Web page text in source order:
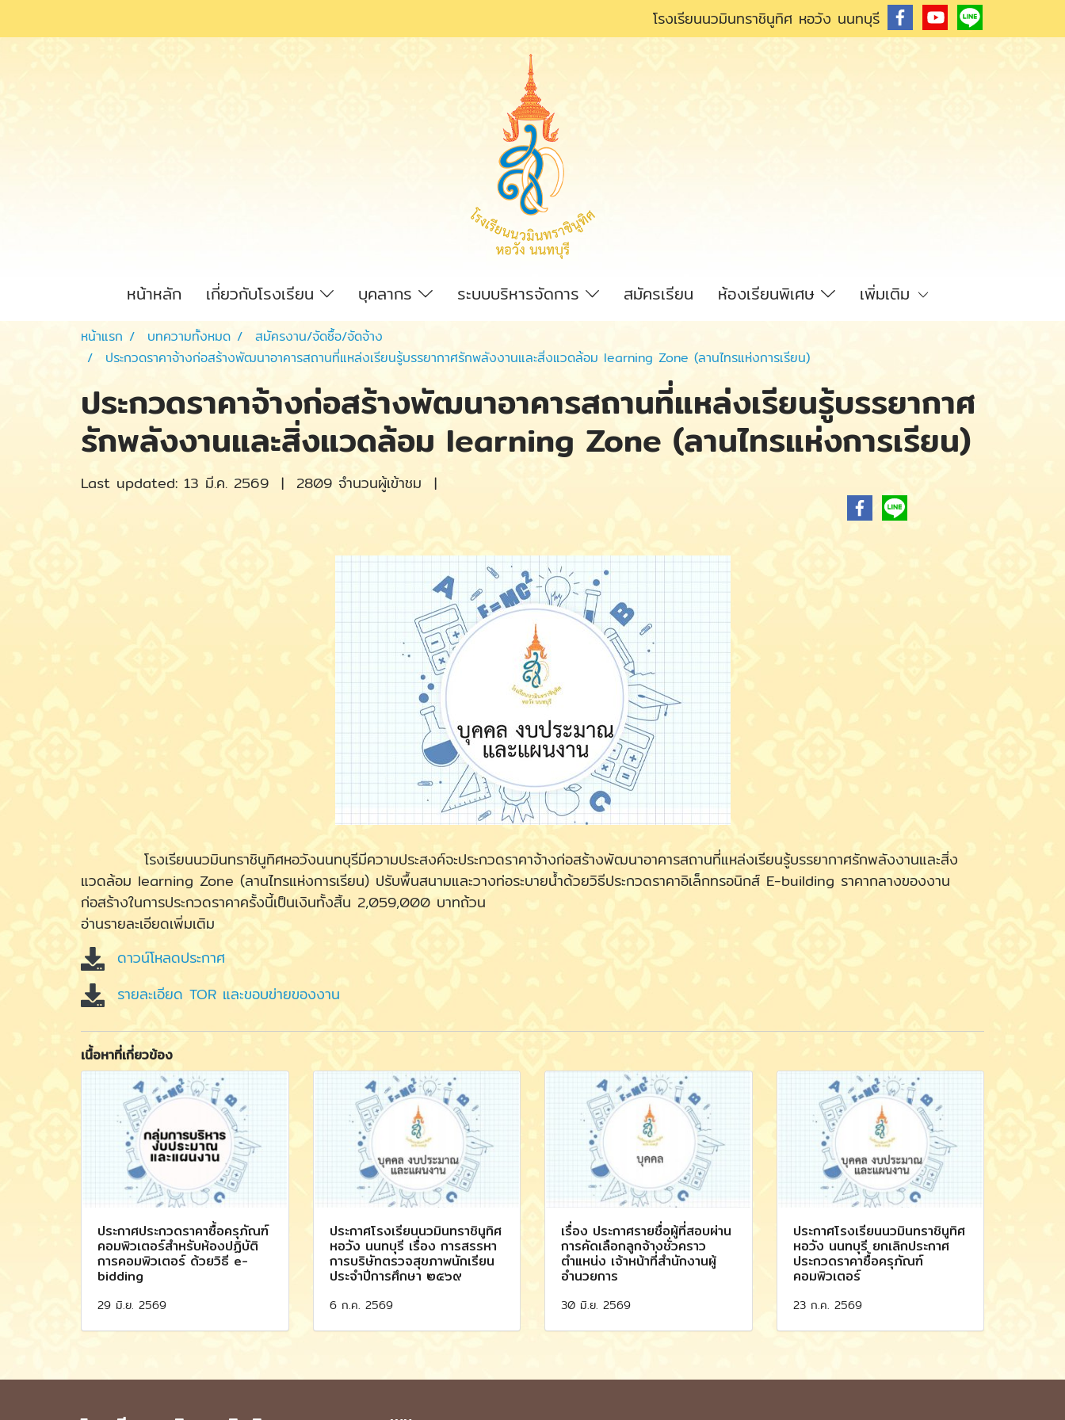
โรงเรียนนวมินทราชินูทิศ หอวัง นนทบุรี
หน้าหลัก เกี่ยวกับโรงเรียน บุคลากร ระบบบริหารจัดการ สมัครเรียน ห้องเรียนพิเศษ เพิ่มเติม
หน้าแรก บทความทั้งหมด
สมัครงาน/จัดซื้อ/จัดจ้าง
ประกวดราคาจ้างก่อสร้างพัฒนาอาคารสถานที่แหล่งเรียนรู้บรรยากาศรักพลังงานและสิ่งแวดล้อม learning Zone (ลานไทรแห่งการเรียน)
ประกวดราคาจ้างก่อสร้างพัฒนาอาคารสถานที่แหล่งเรียนรู้บรรยากาศ
รักพลังงานและสิ่งแวดล้อม learning Zone (ลานไทรแห่งการเรียน)
Last updated: 13 มี.ค. 2569 | 2809 จำนวนผู้เข้าชม |
โรงเรียนนวมินทราชินูทิศหอวังนนทบุรีมีความประสงค์จะประกวดราคาจ้างก่อสร้างพัฒนาอาคารสถานที่แหล่งเรียนรู้บรรยากาศรักพลังงานและสิ่ง
แวดล้อม learning Zone (ลานไทรแห่งการเรียน) ปรับพื้นสนามและวางท่อระบายน้ำด้วยวิธีประกวดราคาอิเล็กทรอนิกส์ E-building ราคากลางของงาน
ก่อสร้างในการประกวดราคาครั้งนี้เป็นเงินทั้งสิ้น 2,059,000 บาทถ้วน
อ่านรายละเอียดเพิ่มเติม
ดาวน์โหลดประกาศ
รายละเอียด TOR และขอบข่ายของงาน
เนื้อหาที่เกี่ยวข้อง
ประกาศประกวดราคาซื้อครุภัณฑ์
คอมพิวเตอร์สำหรับห้องปฏิบัติ
การคอมพิวเตอร์ ด้วยวิธี e-
bidding
29 มิ.ย. 2569
ประกาศโรงเรียนนวมินทราชินูทิศ
หอวัง นนทบุรี เรื่อง การสรรหา
การบริษัทตรวจสุขภาพนักเรียน
ประจำปีการศึกษา ๒๕๖๙
6 ก.ค. 2569
เรื่อง ประกาศรายชื่อผู้ที่สอบผ่าน
การคัดเลือกลูกจ้างชั่วคราว
ตำแหน่ง เจ้าหน้าที่สำนักงานผู้
อำนวยการ
30 มิ.ย. 2569
ประกาศโรงเรียนนวมินทราชินูทิศ
หอวัง นนทบุรี ยกเลิกประกาศ
ประกวดราคาซื้อครุภัณฑ์
คอมพิวเตอร์
23 ก.ค. 2569